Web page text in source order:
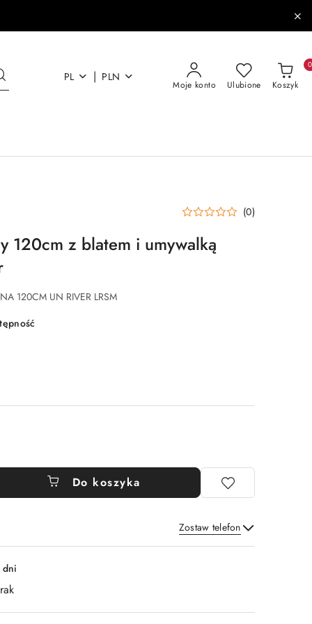
PL | PLN
Moje konto Ulubione Koszyk
0
(0)
120cm z blatem i umywalką
120CM UN RIVER LRSM
Do koszyka
Zostaw telefon
Wyślij
dni